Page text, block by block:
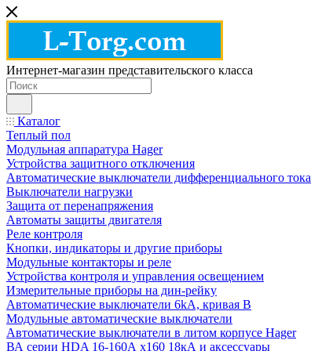
Интернет-магазин представительского класса
Каталог
Теплый пол
Модульная аппаратура Hager
Устройства защитного отключения
Автоматические выключатели дифференциального тока
Выключатели нагрузки
Защита от перенапряжения
Автоматы защиты двигателя
Реле контроля
Кнопки, индикаторы и другие приборы
Модульные контакторы и реле
Устройства контроля и управления освещением
Измерительные приборы на дин-рейку
Автоматические выключатели 6kA, кривая В
Модульные автоматические выключатели
Автоматические выключатели в литом корпусе Hager
ВА серии HDA 16-160А x160 18кА и аксессуары